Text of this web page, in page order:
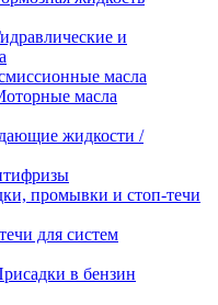
масла
для систем